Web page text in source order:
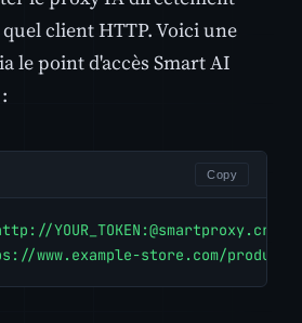
client HTTP. Voici une
le point d'accès Smart AI
Copy
www.example-store.com/product/